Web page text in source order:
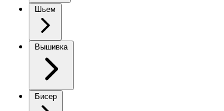
Шьем
Вышивка
Бисер